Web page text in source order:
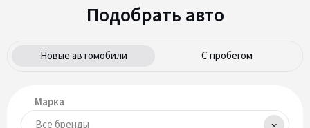
Подобрать авто
Новые автомобили С пробегом
Марка